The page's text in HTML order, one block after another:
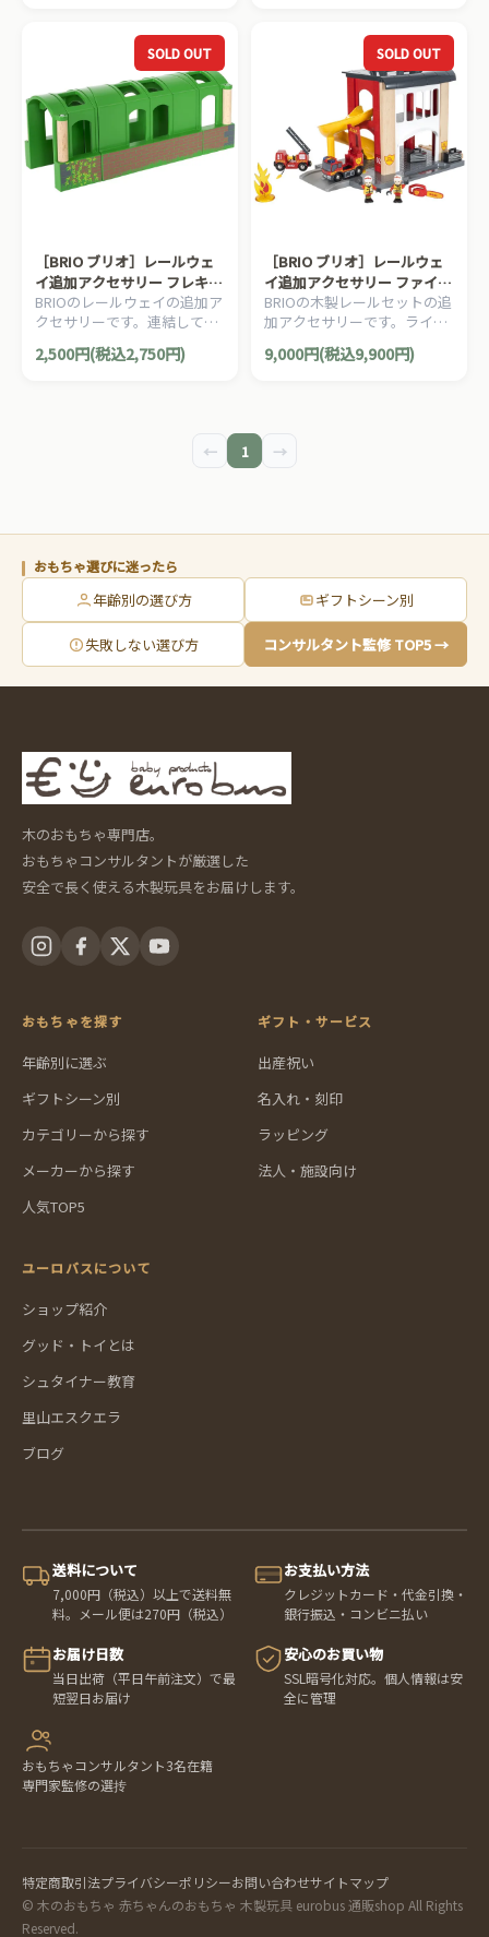
SOLD OUT
［BRIO ブリオ］レールウェ
イ追加アクセサリー フレキシ
ブルトンネル
BRIOのレールウェイの追加ア
クセサリーです。連結してカ
ーブが作れるフレキシブルト
ンネルです。3ピース。
2,500円(税込2,750円)
SOLD OUT
［BRIO ブリオ］レールウェ
イ追加アクセサリー ファイヤ
ーステーション
BRIOの木製レールセットの追
加アクセサリーです。ライト
＆サウンド付の消防署では火
事に備えて隊員たちが訓練を
9,000円(税込9,900円)
← 1 →
おもちゃ選びに迷ったら
年齢別の選び方 ギフトシーン別
失敗しない選び方 コンサルタント監修 TOP5 →
木のおもちゃ専門店。
おもちゃコンサルタントが厳選した
安全で長く使える木製玩具をお届けします。
おもちゃを探す
年齢別に選ぶ
ギフトシーン別
カテゴリーから探す
メーカーから探す
人気TOP5
ギフト・サービス
出産祝い
名入れ・刻印
ラッピング
法人・施設向け
ユーロバスについて
ショップ紹介
グッド・トイとは
シュタイナー教育
里山エスクエラ
ブログ
送料について
7,000円（税込）以上で送料無
料。メール便は270円（税込）
お支払い方法
クレジットカード・代金引換・
銀行振込・コンビニ払い
お届け日数
当日出荷（平日午前注文）で最
短翌日お届け
安心のお買い物
SSL暗号化対応。個人情報は安
全に管理
おもちゃコンサルタント3名在籍
専門家監修の選抟
特定商取引法プライバシーポリシーお問い合わせサイトマップ
© 木のおもちゃ 赤ちゃんのおもちゃ 木製玩具 eurobus 通販shop All Rights
Reserved.